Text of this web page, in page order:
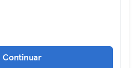
Continuar